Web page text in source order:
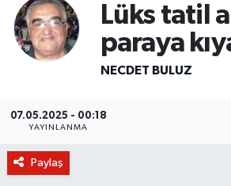
Lüks tatil
paraya
NECDET BULUZ
07.05.2025 - 00:18
YAYINLANMA
Paylaş
DÜNYA
MAGAZİN
KÜLTÜR SANAT
Süper Lig Puan Durumu ve
Tüm Manşetler
Son Dakika Haberleri
Haber Arşivi